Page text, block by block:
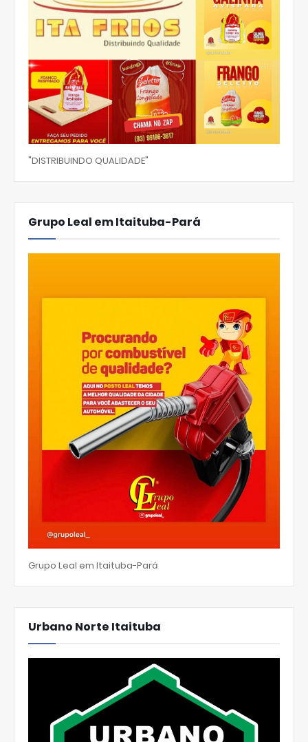
"DISTRIBUINDO QUALIDADE"
Grupo Leal em Itaituba-Pará
Grupo Leal em Itaituba-Pará
Urbano Norte Itaituba